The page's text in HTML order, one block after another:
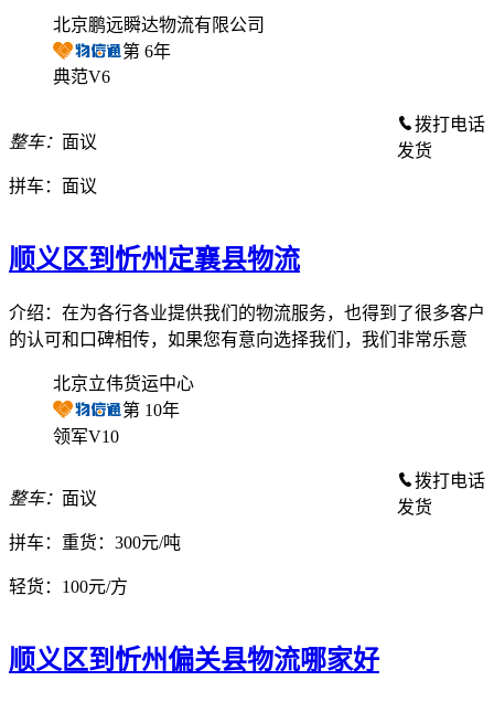
北京鹏远瞬达物流有限公司
第 6年
典范V6
整车： 面议
拼车： 面议
拨打电话
发货
顺义区到忻州定襄县物流
介绍：在为各行各业提供我们的物流服务，也得到了很多客户
的认可和口碑相传，如果您有意向选择我们，我们非常乐意
北京立伟货运中心
第 10年
领军V10
整车： 面议
拼车： 重货：300元/吨
轻货： 100元/方
拨打电话
发货
顺义区到忻州偏关县物流哪家好